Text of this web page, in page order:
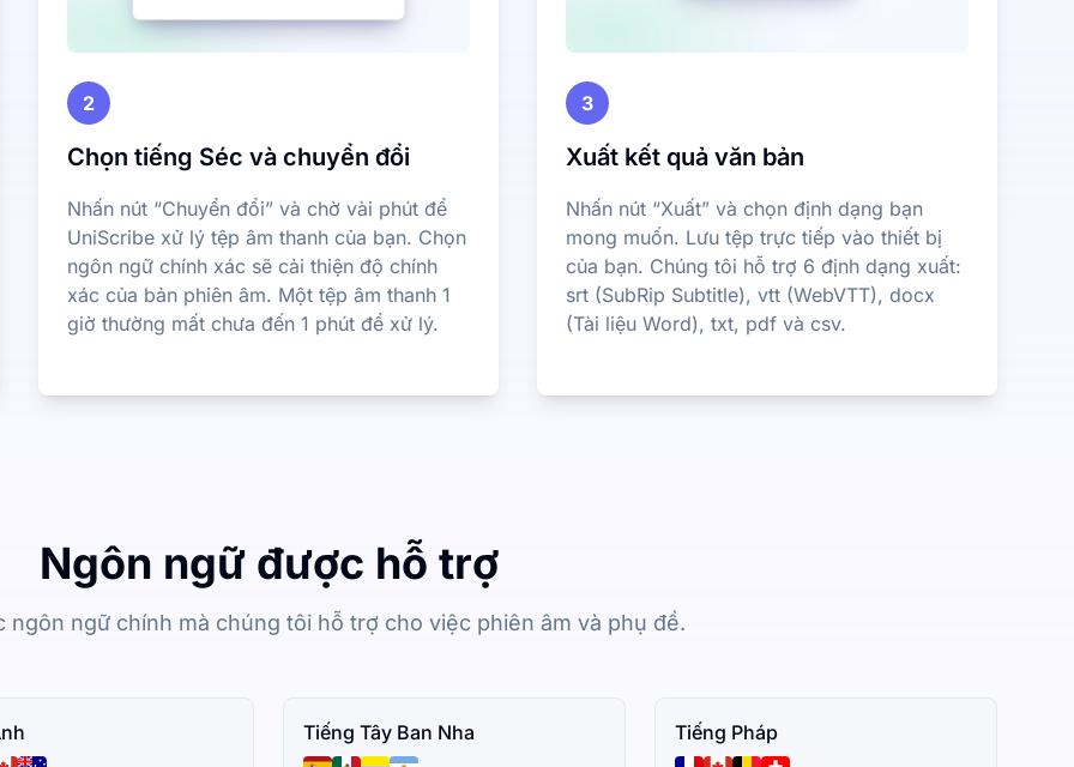
2
Chọn tiếng Séc và chuyển đổi
Nhấn nút “Chuyển đổi” và chờ vài phút để
UniScribe xử lý tệp âm thanh của bạn. Chọn
ngôn ngữ chính xác sẽ cải thiện độ chính
xác của bản phiên âm. Một tệp âm thanh 1
giờ thường mất chưa đến 1 phút để xử lý.
3
Xuất kết quả văn bản
Nhấn nút “Xuất” và chọn định dạng bạn
mong muốn. Lưu tệp trực tiếp vào thiết bị
của bạn. Chúng tôi hỗ trợ 6 định dạng xuất:
srt (SubRip Subtitle), vtt (WebVTT), docx
(Tài liệu Word), txt, pdf và csv.
Ngôn ngữ được hỗ trợ
ngôn ngữ chính mà chúng tôi hỗ trợ cho việc phiên âm và phụ đề.
Tiếng Tây Ban Nha Tiếng Pháp